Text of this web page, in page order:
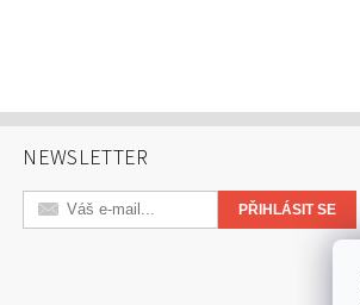
NEWSLETTER